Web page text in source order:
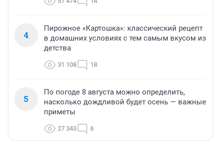
4
Пирожное «Картошка»: классический рецепт
в домашних условиях с тем самым вкусом из
детства
31 108 18
5
По погоде 8 августа можно определить,
насколько дождливой будет осень — важные
приметы
27 343 6